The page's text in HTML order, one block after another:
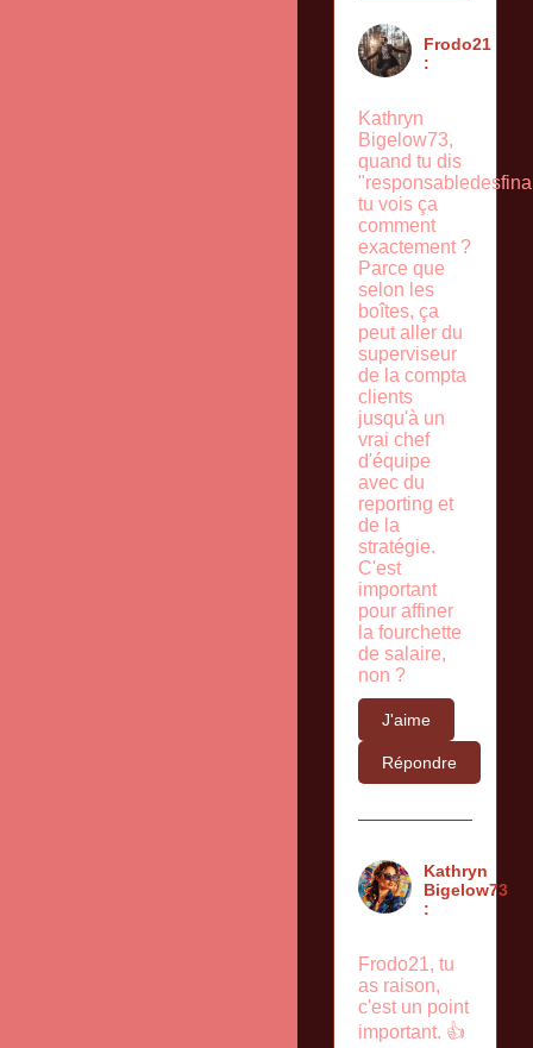
Frodo21
:
Kathryn
Bigelow73,
quand tu dis
tu vois ça
comment
exactement ?
Parce que
selon les
boîtes, ça
peut aller du
superviseur
de la compta
clients
jusqu'à un
vrai chef
d'équipe
avec du
reporting et
de la
stratégie.
C'est
important
pour affiner
la fourchette
de salaire,
non ?
J'aime
Répondre
Kathryn
Bigelow73
:
Frodo21, tu
as raison,
c'est un point
important. 👍